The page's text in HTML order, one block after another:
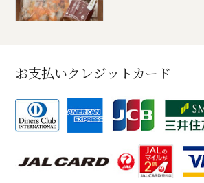
お支払いクレジットカード